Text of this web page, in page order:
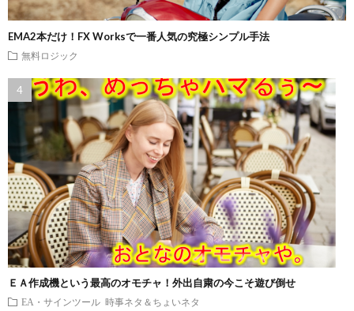
EMA2本だけ！FX Worksで一番人気の究極シンプル手法
無料ロジック
ＥＡ作成機という最高のオモチャ！外出自粛の今こそ遊び倒せ
EA・サインツール 時事ネタ＆ちょいネタ